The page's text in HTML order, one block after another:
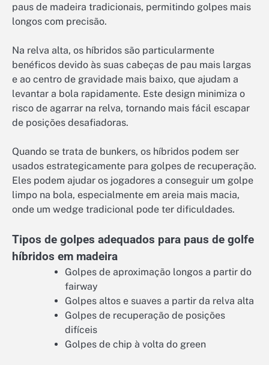
paus de madeira tradicionais, permitindo golpes mais
longos com precisão.
Na relva alta, os híbridos são particularmente
benéficos devido às suas cabeças de pau mais largas
e ao centro de gravidade mais baixo, que ajudam a
levantar a bola rapidamente. Este design minimiza o
risco de agarrar na relva, tornando mais fácil escapar
de posições desafiadoras.
Quando se trata de bunkers, os híbridos podem ser
usados estrategicamente para golpes de recuperação.
Eles podem ajudar os jogadores a conseguir um golpe
limpo na bola, especialmente em areia mais macia,
onde um wedge tradicional pode ter dificuldades.
Tipos de golpes adequados para paus de golfe
híbridos em madeira
Golpes de aproximação longos a partir do
fairway
Golpes altos e suaves a partir da relva alta
Golpes de recuperação de posições
difíceis
Golpes de chip à volta do green